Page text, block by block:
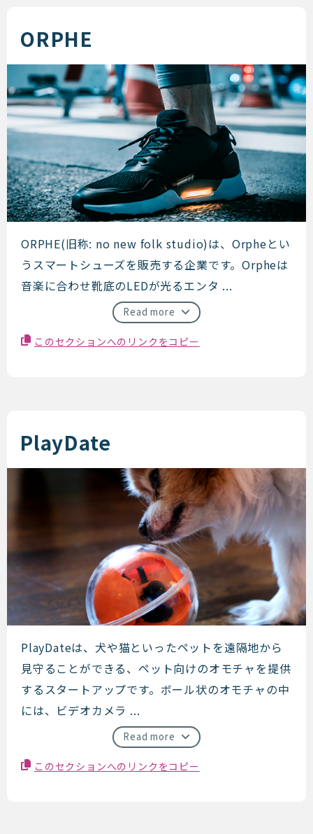
ORPHE
ORPHE
ORPHE(旧称: no new folk studio)は、Orpheとい
うスマートシューズを販売する企業です。Orpheは
音楽に合わせ靴底のLEDが光るエンタ ...
Read more
このセクションへのリンクをコピー
PlayDate
PlayDate
PlayDateは、犬や猫といったペットを遠隔地から
見守ることができる、ペット向けのオモチャを提供
するスタートアップです。ボール状のオモチャの中
には、ビデオカメラ ...
Read more
このセクションへのリンクをコピー